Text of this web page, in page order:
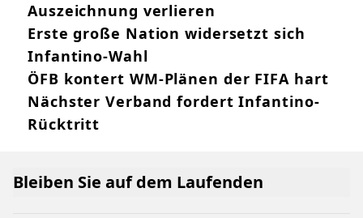
Auszeichnung verlieren
Erste große Nation widersetzt sich
Infantino-Wahl
ÖFB kontert WM-Plänen der FIFA hart
Nächster Verband fordert Infantino-
Rücktritt
Bleiben Sie auf dem Laufenden